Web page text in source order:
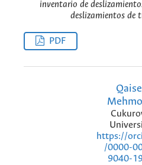
inventario de
deslizamientos de
PDF
https://
/0000-
9040-